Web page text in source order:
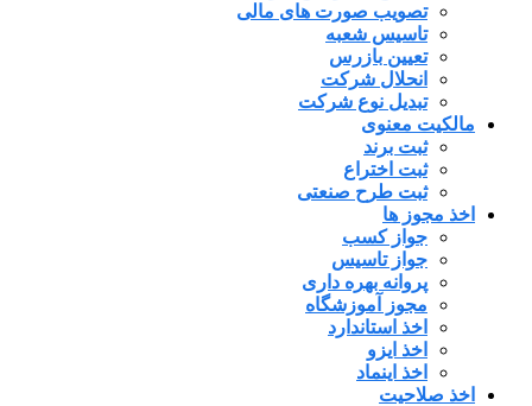
تصویب صورت های مالی
تاسیس شعبه
تعیین بازرس
انحلال شرکت
تبدیل نوع شرکت
مالکیت معنوی
ثبت برند
ثبت اختراع
ثبت طرح صنعتی
اخذ مجوز ها
جواز کسب
جواز تاسیس
پروانه بهره داری
مجوز آموزشگاه
اخذ استاندارد
اخذ ایزو
اخذ اینماد
اخذ صلاحیت